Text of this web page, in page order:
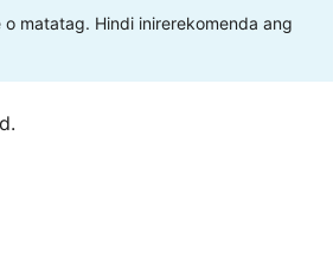
matatag. Hindi inirerekomenda ang